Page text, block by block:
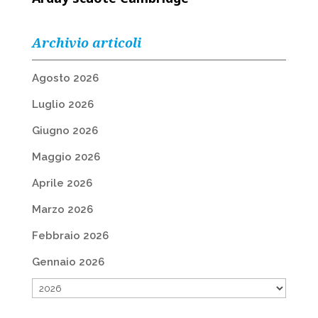
Archivio articoli
Agosto 2026
Luglio 2026
Giugno 2026
Maggio 2026
Aprile 2026
Marzo 2026
Febbraio 2026
Gennaio 2026